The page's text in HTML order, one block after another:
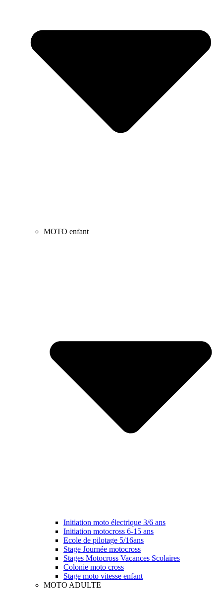
MOTO enfant
Initiation moto électrique 3/6 ans
Initiation motocross 6-15 ans
Ecole de pilotage 5/16ans
Stage Journée motocross
Stages Motocross Vacances Scolaires
Colonie moto cross
Stage moto vitesse enfant
MOTO ADULTE